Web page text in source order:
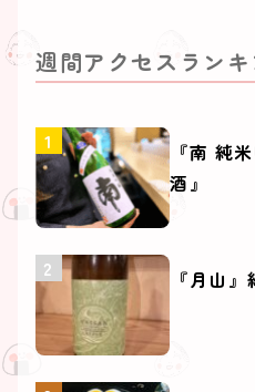
週間アクセスラン
『南 純
酒』
『月山